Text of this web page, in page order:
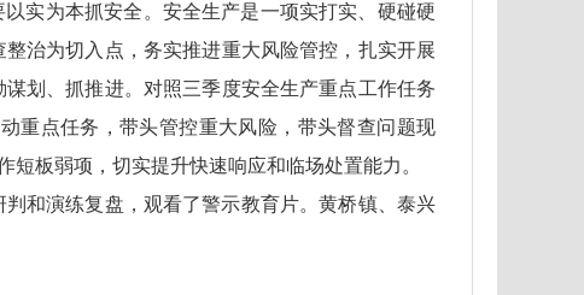
实为本抓安全。安全生产是一项实打实、硬碰硬
治为切入点，务实推进重大风险管控，扎实开展
划、抓推进。对照三季度安全生产重点工作任务
重点任务，带头管控重大风险，带头督查问题现
板弱项，切实提升快速响应和临场处置能力。
和演练复盘，观看了警示教育片。黄桥镇、泰兴